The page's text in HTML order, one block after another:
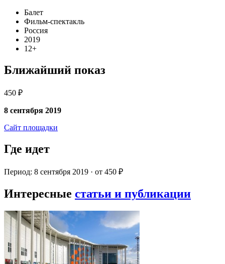
Балет
Фильм-спектакль
Россия
2019
12+
Ближайший показ
450 ₽
8 сентября 2019
Сайт площадки
Где идет
Период: 8 сентября 2019 · от 450 ₽
Интересные статьи и публикации